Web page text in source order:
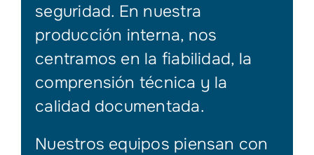
seguridad. En nuestra
producción interna, nos
centramos en la fiabilidad, la
comprensión técnica y la
calidad documentada.
Nuestros equipos piensan con